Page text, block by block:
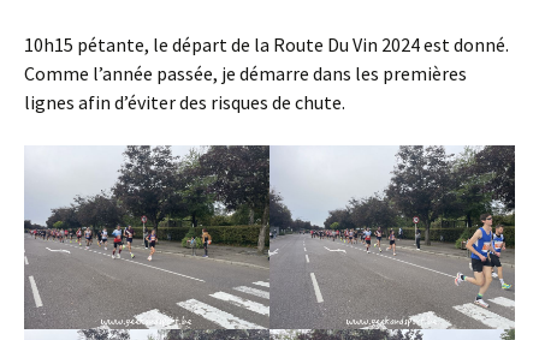
10h15 pétante, le départ de la Route Du Vin 2024 est donné.
Comme l’année passée, je démarre dans les premières
lignes afin d’éviter des risques de chute.